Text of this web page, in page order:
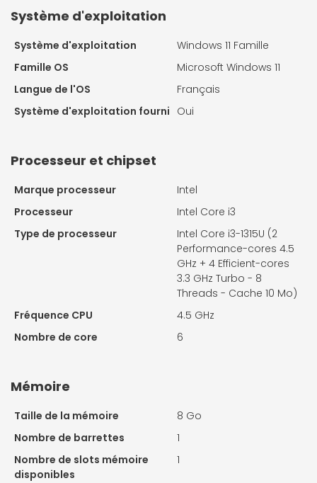
Système d'exploitation
Système d'exploitation
Windows 11 Famille
Famille OS
Microsoft Windows 11
Langue de l'OS
Français
Système d'exploitation fourni Oui
Processeur et chipset
Marque processeur
Intel
Processeur
Intel Core i3
Type de processeur
Intel Core i3-1315U (2
Performance-cores 4.5
GHz + 4 Efficient-cores
3.3 GHz Turbo - 8
Threads - Cache 10 Mo)
Fréquence CPU
4.5 GHz
Nombre de core
6
Mémoire
Taille de la mémoire
8 Go
Nombre de barrettes
1
Nombre de slots mémoire
disponibles
1